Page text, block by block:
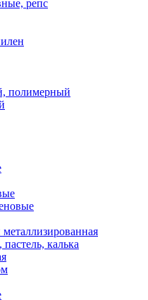
репс
полимерный
калька